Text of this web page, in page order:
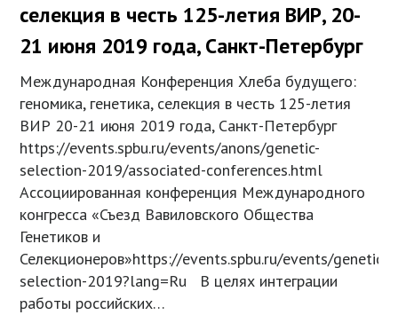
селекция в честь 125-летия ВИР, 20-
21 июня 2019 года, Санкт-Петербург
Международная Конференция Хлеба будущего:
геномика, генетика, селекция в честь 125-летия
ВИР 20-21 июня 2019 года, Санкт-Петербург
https://events.spbu.ru/events/anons/genetic-
selection-2019/associated-conferences.html
Ассоциированная конференция Международного
конгресса «Съезд Вавиловского Общества
Генетиков и
Селекционеров»https://events.spbu.ru/events/genetic-
selection-2019?lang=Ru В целях интеграции
работы российских…